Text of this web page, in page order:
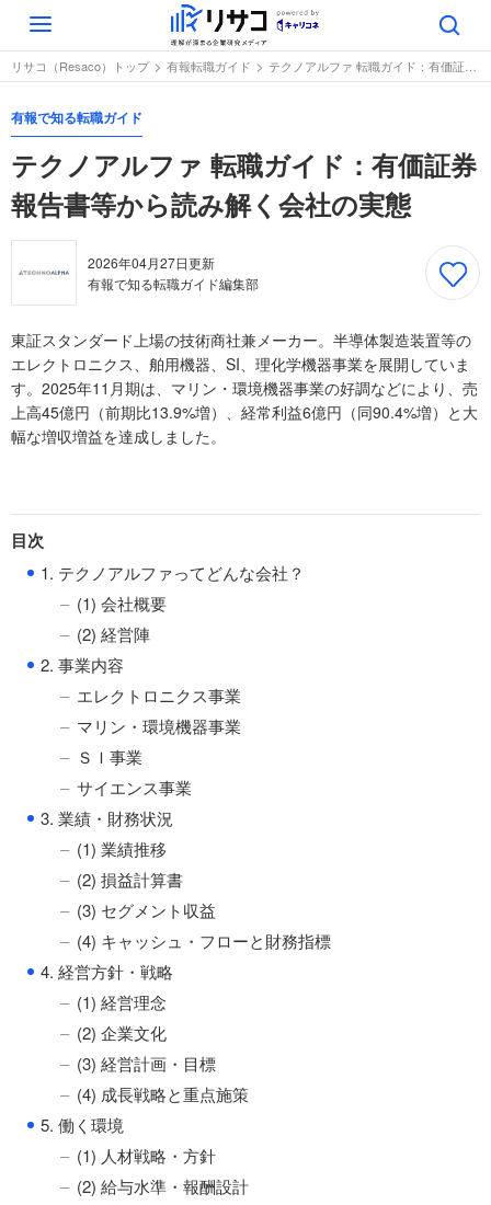
Toggle
navigation
リサコ（Resaco）トップ 有報転職ガイド テクノアルファ 転職ガイド：有価証券報告書等から読み解く会社の実態
有報で知る転職ガイド
テクノアルファ 転職ガイド：有価証券
報告書等から読み解く会社の実態
2026年04月27日更新
有報で知る転職ガイド編集部
東証スタンダード上場の技術商社兼メーカー。半導体製造装置等の
エレクトロニクス、舶用機器、SI、理化学機器事業を展開していま
す。2025年11月期は、マリン・環境機器事業の好調などにより、売
上高45億円（前期比13.9%増）、経常利益6億円（同90.4%増）と大
幅な増収増益を達成しました。
目次
● 1. テクノアルファってどんな会社？
(1) 会社概要
(2) 経営陣
● 2. 事業内容
エレクトロニクス事業
マリン・環境機器事業
ＳＩ事業
サイエンス事業
● 3. 業績・財務状況
(1) 業績推移
(2) 損益計算書
(3) セグメント収益
(4) キャッシュ・フローと財務指標
● 4. 経営方針・戦略
(1) 経営理念
(2) 企業文化
(3) 経営計画・目標
(4) 成長戦略と重点施策
● 5. 働く環境
(1) 人材戦略・方針
(2) 給与水準・報酬設計